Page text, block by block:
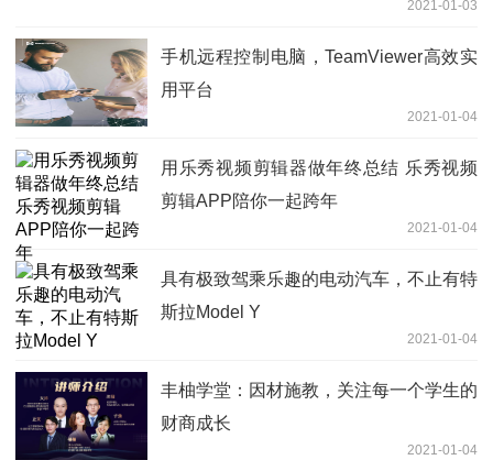
2021-01-03
手机远程控制电脑，TeamViewer高效实
用平台
2021-01-04
用乐秀视频剪辑器做年终总结 乐秀视频
剪辑APP陪你一起跨年
2021-01-04
具有极致驾乘乐趣的电动汽车，不止有特
斯拉Model Y
2021-01-04
丰柚学堂：因材施教，关注每一个学生的
财商成长
2021-01-04